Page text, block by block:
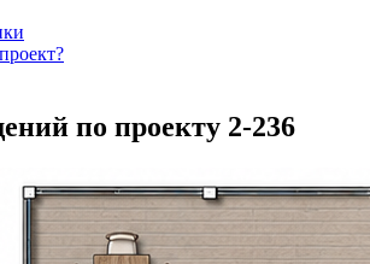
по проекту 2-236